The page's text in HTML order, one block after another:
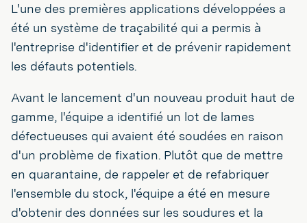
L'une des premières applications développées a
été un système de traçabilité qui a permis à
l'entreprise d'identifier et de prévenir rapidement
les défauts potentiels.
Avant le lancement d'un nouveau produit haut de
gamme, l'équipe a identifié un lot de lames
défectueuses qui avaient été soudées en raison
d'un problème de fixation. Plutôt que de mettre
en quarantaine, de rappeler et de refabriquer
l'ensemble du stock, l'équipe a été en mesure
d'obtenir des données sur les soudures et la